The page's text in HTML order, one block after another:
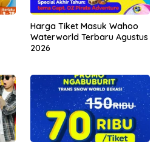
Harga Tiket Masuk Wahoo
Waterworld Terbaru Agustus
2026